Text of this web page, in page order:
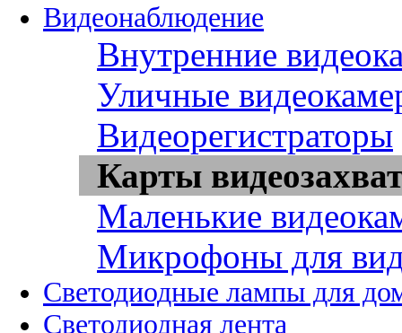
Видеонаблюдение
Внутренние
Уличные
Видеорегистраторы
Карты
Маленькие
Микрофоны для
Светодиодные лампы для
Светодиодная лента